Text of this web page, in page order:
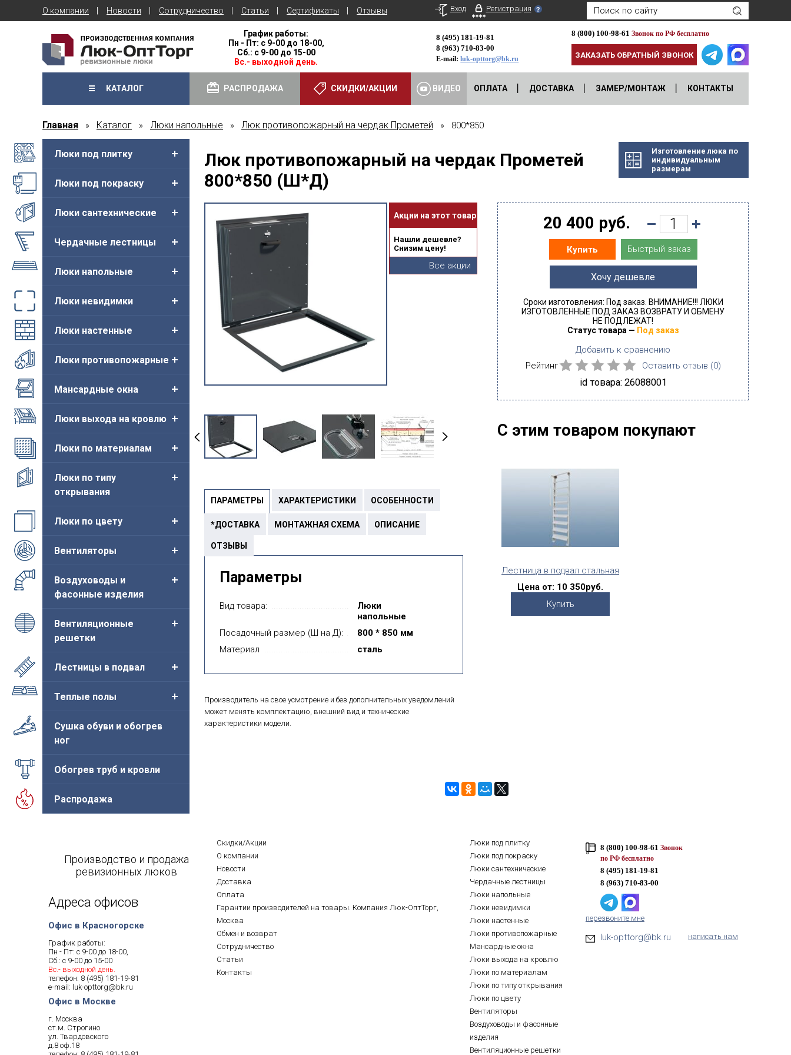
О компании Новости Сотрудничество Статьи Сертификаты Отзывы Вход Регистрация
График работы:
Пн - Пт: с 9-00 до 18-00,
Сб.: с 9-00 до 15-00
Вс.- выходной день.
8 (495) 181-19-81
8 (963) 710-83-00
E-mail:luk-opttorg@bk.ru
8 (800) 100-98-61 Звонок по РФ бесплатно
ЗАКАЗАТЬ ОБРАТНЫЙ ЗВОНОК
КАТАЛОГ РАСПРОДАЖА СКИДКИ/АКЦИИ ВИДЕО ОПЛАТА ДОСТАВКА ЗАМЕР/МОНТАЖ КОНТАКТЫ
Главная » Каталог » Люки напольные » Люк противопожарный на чердак Прометей » 800*850
Люки под плитку
Люки под покраску
Люки сантехнические
Чердачные лестницы
Люки напольные
Люки невидимки
Люки настенные
Люки противопожарные
Мансардные окна
Люки выхода на кровлю
Люки по материалам
Люки по типу
открывания
Люки по цвету
Вентиляторы
Воздуховоды и
фасонные изделия
Вентиляционные
решетки
Лестницы в подвал
Теплые полы
Сушка обуви и обогрев
ног
Обогрев труб и кровли
Распродажа
Изготовление люка по
индивидуальным
размерам
Люк противопожарный на чердак Прометей
800*850 (Ш*Д)
ПАРАМЕТРЫ ХАРАКТЕРИСТИКИ ОСОБЕННОСТИ
*ДОСТАВКА МОНТАЖНАЯ СХЕМА ОПИСАНИЕ
ОТЗЫВЫ
Параметры
Вид товара:
Люки
напольные
Посадочный размер (Ш на Д):
800 * 850 мм
Материал
сталь
Производитель на свое усмотрение и без дополнительных уведомлений
может менять комплектацию, внешний вид и технические
характеристики модели.
Акции на этот товар
Нашли дешевле?
Снизим цену!
Все акции
20 400 руб.
Купить Быстрый заказ
Хочу дешевле
Сроки изготовления: Под заказ. ВНИМАНИЕ!!! ЛЮКИ
ИЗГОТОВЛЕННЫЕ ПОД ЗАКАЗ ВОЗВРАТУ И ОБМЕНУ
НЕ ПОДЛЕЖАТ!
Статус товара — Под заказ
Добавить к сравнению
Рейтинг
Оставить отзыв (0)
id товара: 26088001
С этим товаром покупают
Лестница в подвал стальная
Цена от: 10 350руб.
Купить
Производство и продажа
ревизионных люков
Адреса офисов
Офис в Красногорске
График работы:
Пн - Пт: с 9-00 до 18-00,
Сб.: с 9-00 до 15-00
Вс.- выходной день.
телефон: 8 (495) 181-19-81
e-mail: luk-opttorg@bk.ru
Офис в Москве
г. Москва
ст.м. Строгино
ул. Твардовского
д.8 оф.18
Скидки/Акции
О компании
Новости
Доставка
Оплата
Гарантии производителей на товары. Компания Люк-ОптТорг,
Москва
Обмен и возврат
Сотрудничество
Статьи
Контакты
Люки под плитку
Люки под покраску
Люки сантехнические
Чердачные лестницы
Люки напольные
Люки невидимки
Люки настенные
Люки противопожарные
Мансардные окна
Люки выхода на кровлю
Люки по материалам
Люки по типу открывания
Люки по цвету
Вентиляторы
Воздуховоды и фасонные
изделия
Вентиляционные решетки
8 (800) 100-98-61 Звонок
по РФ бесплатно
8 (495) 181-19-81
8 (963) 710-83-00
перезвоните мне
luk-opttorg@bk.ru написать нам